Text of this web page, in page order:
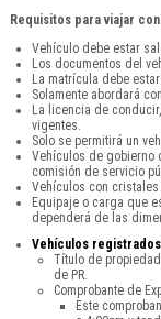
Requisitos para viajar
Vehículo debe estar
Los documentos del
La matrícula debe
Solamente abordará
La licencia de
vigentes.
Solo se permitirá un
Vehículos de gobierno
comisión de servicio
Vehículos con
Equipaje o carga que
dependerá de las
Vehículos
Título de
de PR.
Comprobante de
Este